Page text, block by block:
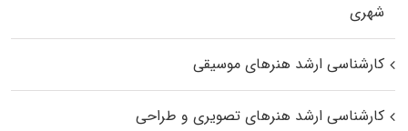
شهری
کارشناسی ارشد هنرهای موسیقی
کارشناسی ارشد هنرهای تصویری و طراحی